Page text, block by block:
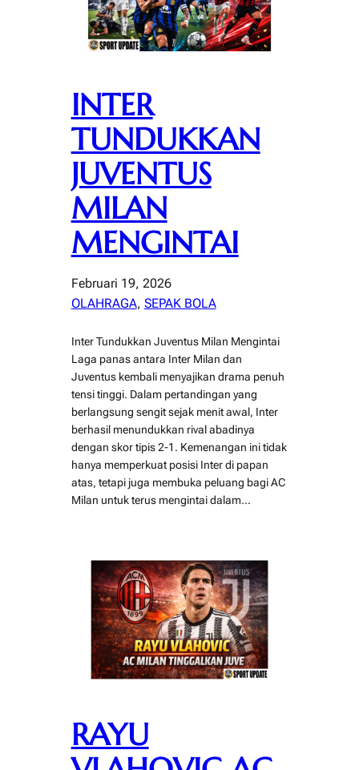
INTER
TUNDUKKAN
JUVENTUS
MILAN
MENGINTAI
Februari 19, 2026
OLAHRAGA, SEPAK BOLA
Inter Tundukkan Juventus Milan Mengintai
Laga panas antara Inter Milan dan
Juventus kembali menyajikan drama penuh
tensi tinggi. Dalam pertandingan yang
berlangsung sengit sejak menit awal, Inter
berhasil menundukkan rival abadinya
dengan skor tipis 2-1. Kemenangan ini tidak
hanya memperkuat posisi Inter di papan
atas, tetapi juga membuka peluang bagi AC
Milan untuk terus mengintai dalam…
RAYU